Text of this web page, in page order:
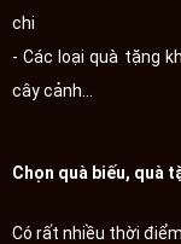
chi
- Các loại quà tặng
cây cảnh...
Chọn quà biếu, quà
Có rất nhiều thời